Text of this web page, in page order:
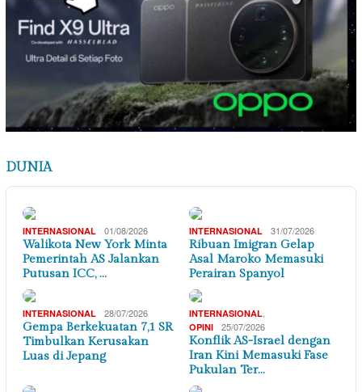
DUNIA
INTERNASIONAL 01/08/2026
Walikota New York Minta
Pemerintah AS Jalankan
Putusan ICC, …
INTERNASIONAL 31/07/2026
Ribuan Imigran Gelap
Asal Maroko Memasuki
Perairan Spanyol
INTERNASIONAL 28/07/2026
Gempa Berkekuatan 7,1 SR
Timbulkan Kerusakan
Luas di Jepang
INTERNASIONAL
OPINI 25/07/2026
Konflik AS-Israel dengan
Iran Kini Memasuki Fase
Pukulan Ter…